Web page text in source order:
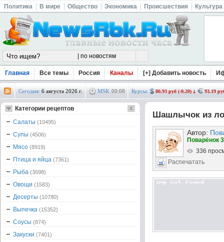
Политика В мире Общество Экономика Происшествия Культура
Главная Все темы Россия Каналы [+] Добавить новость
Сегодня: 6 августа 2026 г. MSK 00:08 Курсы: 80.93 руб (-0.20) 93.19
Шашлычок из
Автор:
Поварёнок
336
Распечатать
Категории рецептов
Салаты (10495)
Супы (4506)
Мясо (8919)
Птица и яйца (7361)
Рыба (3698)
Овощи (1583)
Десерты (10780)
Выпечка (15352)
Соусы (874)
Закуски (7401)